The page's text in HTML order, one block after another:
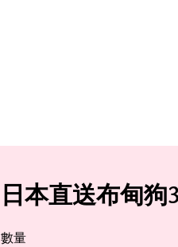
日本直送布甸
數量